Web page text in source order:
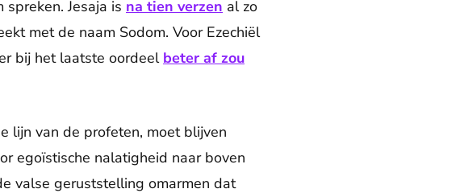
Jesaja is na tien verzen al zo
met de naam Sodom. Voor Ezechiël
bij het laatste oordeel beter af zou
lijn van de profeten, moet blijven
egoïstische nalatigheid naar boven
valse geruststelling omarmen dat